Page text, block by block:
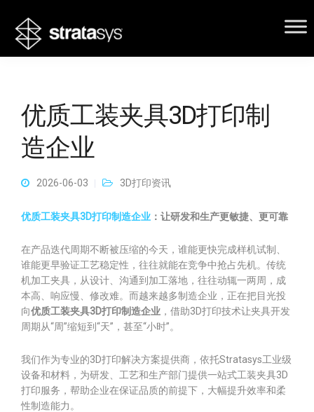
优质工装夹具3D打印制
造企业
2026-06-03 3D打印资讯
优质工装夹具3D打印制造企业 ：让研发和生产更敏捷、更可靠
在产品迭代周期不断被压缩的今天，谁能更快完成样机试制、
谁能更早验证工艺稳定性，往往就能在竞争中抢占先机。传统
机加工夹具，从设计、沟通到加工落地，往往动辄一两周，成
本高、响应慢、修改难。而越来越多制造企业，正在把目光投
向优质工装夹具3D打印制造企业 ，借助3D打印技术让夹具开发
周期从“周”缩短到“天”，甚至“小时”。
我们作为专业的3D打印解决方案提供商，依托Stratasys工业级
设备和材料，为研发、工艺和生产部门提供一站式工装夹具3D
打印服务，帮助企业在保证品质的前提下，大幅提升效率和柔
性制造能力。